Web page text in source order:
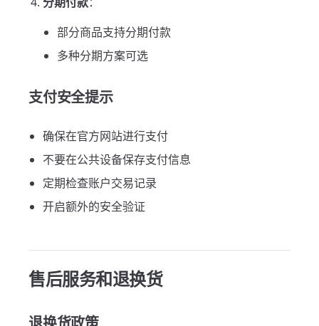
部分商品支持分期付款
多种分期方案可选
支付安全提示
确保在官方网站进行支付
不要在公共设备保存支付信息
定期检查账户交易记录
开启额外的安全验证
售后服务和退换货